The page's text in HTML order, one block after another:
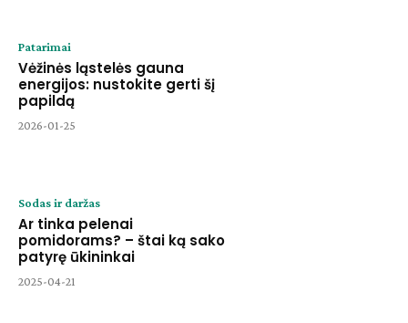
Patarimai
Vėžinės ląstelės gauna
energijos: nustokite gerti šį
papildą
2026-01-25
Sodas ir daržas
Ar tinka pelenai
pomidorams? – štai ką sako
patyrę ūkininkai
2025-04-21